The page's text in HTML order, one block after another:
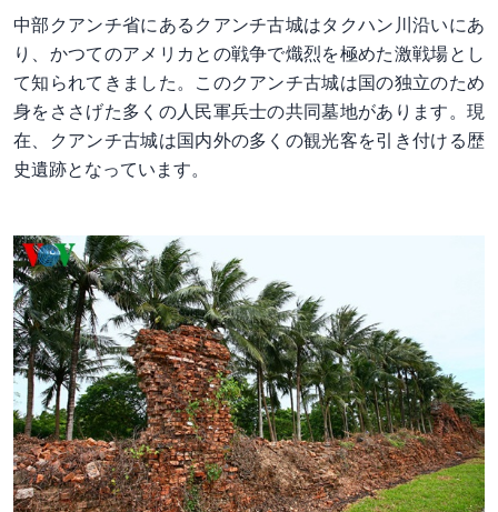
中部クアンチ省にあるクアンチ古城はタクハン川沿いにあ
り、かつてのアメリカとの戦争で熾烈を極めた激戦場とし
て知られてきました。このクアンチ古城は国の独立のため
身をささげた多くの人民軍兵士の共同墓地があります。現
在、クアンチ古城は国内外の多くの観光客を引き付ける歴
史遺跡となっています。